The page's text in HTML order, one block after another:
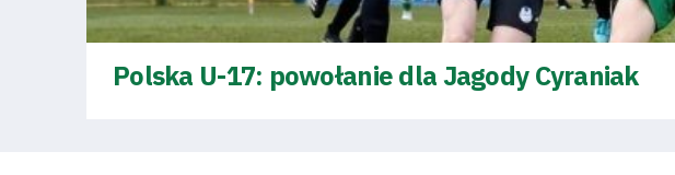
Polityka
prywatności
Polska U-17: powołanie dla Jagody Cyraniak